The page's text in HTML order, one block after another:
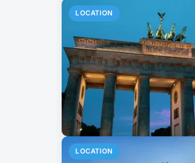
LOCATION
LOCATION